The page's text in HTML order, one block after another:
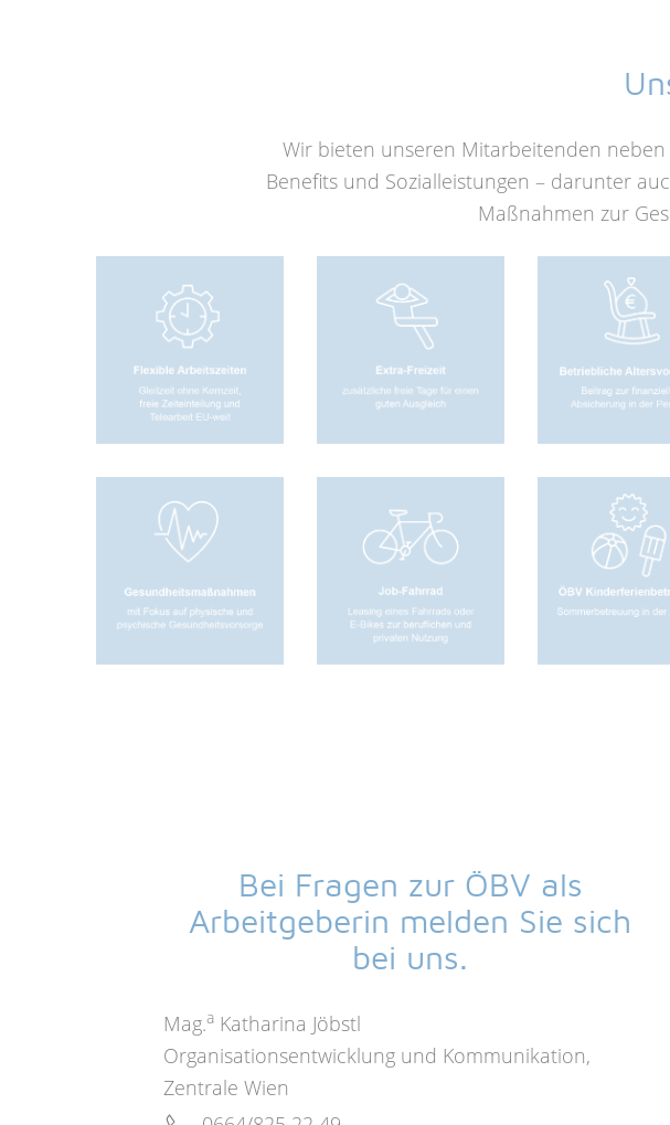
Wir bieten unseren Mitarbeitenden
Benefits und Sozialleistungen – darunter
Maßnahmen zur
Bei Fragen zur ÖBV als
Arbeitgeberin melden Sie sich
bei uns.
Mag.a Katharina Jöbstl
Organisationsentwicklung und Kommunikation,
Zentrale Wien